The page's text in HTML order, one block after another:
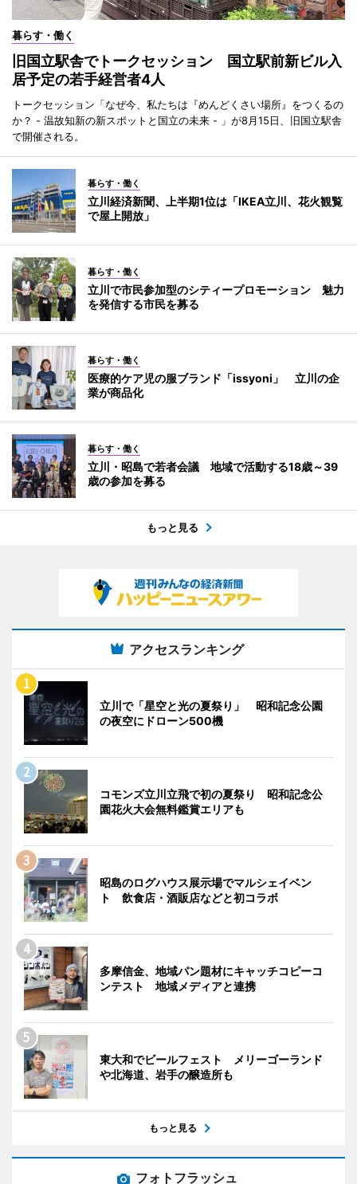
暮らす・働く
旧国立駅舎でトークセッション 国立駅前新ビル入
居予定の若手経営者4人
トークセッション「なぜ今、私たちは『めんどくさい場所』をつくるの
か？ - 温故知新の新スポットと国立の未来 - 」が8月15日、旧国立駅舎
で開催される。
暮らす・働く
立川経済新聞、上半期1位は「IKEA立川、花火観覧
で屋上開放」
暮らす・働く
立川で市民参加型のシティープロモーション 魅力
を発信する市民を募る
暮らす・働く
医療的ケア児の服ブランド「issyoni」 立川の企
業が商品化
暮らす・働く
立川・昭島で若者会議 地域で活動する18歳～39
歳の参加を募る
もっと見る
アクセスランキング
立川で「星空と光の夏祭り」 昭和記念公園
の夜空にドローン500機
コモンズ立川立飛で初の夏祭り 昭和記念公
園花火大会無料鑑賞エリアも
昭島のログハウス展示場でマルシェイベン
ト 飲食店・酒販店などと初コラボ
多摩信金、地域パン題材にキャッチコピーコ
ンテスト 地域メディアと連携
東大和でビールフェスト メリーゴーランド
や北海道、岩手の醸造所も
もっと見る
フォトフラッシュ